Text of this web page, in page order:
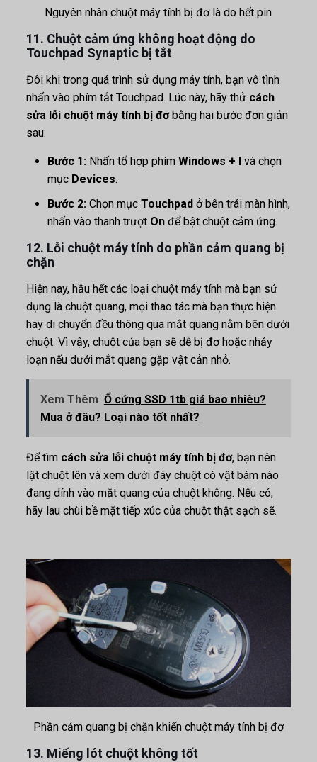
Nguyên nhân chuột máy tính bị đơ là do hết pin
11. Chuột cảm ứng không hoạt động do
Touchpad Synaptic bị tắt
Đôi khi trong quá trình sử dụng máy tính, bạn vô tình
nhấn vào phím tắt Touchpad. Lúc này, hãy thử cách
sửa lỗi chuột máy tính bị đơbằng hai bước đơn giản
sau:
Bước 1: Nhấn tổ hợp phím Windows + Ivà chọn
mục Devices.
Bước 2: Chọn mục Touchpadở bên trái màn hình,
nhấn vào thanh trượt Onđể bật chuột cảm ứng.
12. Lỗi chuột máy tính do phần cảm quang bị
chặn
Hiện nay, hầu hết các loại chuột máy tính mà bạn sử
dụng là chuột quang, mọi thao tác mà bạn thực hiện
hay di chuyển đều thông qua mắt quang nằm bên dưới
chuột. Vì vậy, chuột của bạn sẽ dễ bị đơ hoặc nhảy
loạn nếu dưới mắt quang gặp vật cản nhỏ.
Xem Thêm Ổ cứng SSD 1tb giá bao nhiêu?
Mua ở đâu? Loại nào tốt nhất?
Để tìm cách sửa lỗi chuột máy tính bị đơ, bạn nên
lật chuột lên và xem dưới đáy chuột có vật bám nào
đang dính vào mắt quang của chuột không. Nếu có,
hãy lau chùi bề mặt tiếp xúc của chuột thật sạch sẽ.
Phần cảm quang bị chặn khiến chuột máy tính bị đơ
13. Miếng lót chuột không tốt